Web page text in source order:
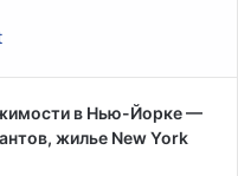
в Нью-Йорке —
жилье New York